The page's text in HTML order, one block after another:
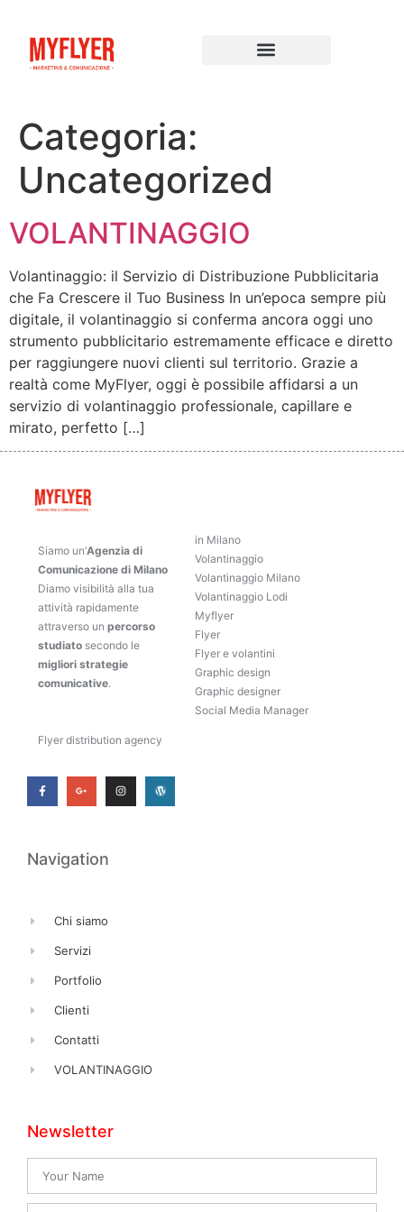
Categoria:
Uncategorized
VOLANTINAGGIO
Volantinaggio: il Servizio di Distribuzione Pubblicitaria
che Fa Crescere il Tuo Business In un’epoca sempre più
digitale, il volantinaggio si conferma ancora oggi uno
strumento pubblicitario estremamente efficace e diretto
per raggiungere nuovi clienti sul territorio. Grazie a
realtà come MyFlyer, oggi è possibile affidarsi a un
servizio di volantinaggio professionale, capillare e
mirato, perfetto […]
Siamo un’Agenzia di
Comunicazione di Milano
Diamo visibilità alla tua
attività rapidamente
attraverso un percorso
studiato secondo le
migliori strategie
comunicative.
Flyer distribution agency
in Milano
Volantinaggio
Volantinaggio Milano
Volantinaggio Lodi
Myflyer
Flyer
Flyer e volantini
Graphic design
Graphic designer
Social Media Manager
Navigation
Chi siamo
Servizi
Portfolio
Clienti
Contatti
VOLANTINAGGIO
Newsletter